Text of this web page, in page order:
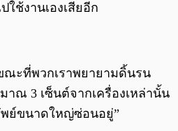
ใช้งานเองเสียอีก
ะที่พวกเราพยายามดิ้นรน
าณ 3 เซ็นต์จากเครื่องเหล่านั้น
ย์ขนาดใหญ่ซ่อนอยู่”